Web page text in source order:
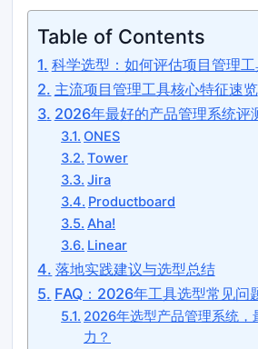
Table of Contents
科学选型：如何评估项目管理
主流项目管理工具核心特征速览
2026年最好的产品管理系统评
ONES
Tower
Jira
Productboard
Aha!
Linear
落地实践建议与选型总结
FAQ：2026年工具选型常见问
2026年选型产品管理系统，
力？